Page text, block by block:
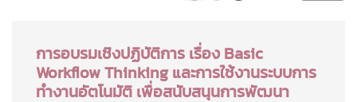
การอบรมเชิงปฏิบัติการ เรื่อง Basic
Workflow Thinking และการใช้งานระบบการ
ทำงานอัตโนมัติ เพื่อสนับสนุนการพัฒนา